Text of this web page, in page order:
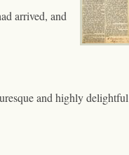
arrived, and
and highly delightful